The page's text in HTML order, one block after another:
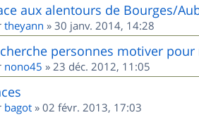
aux alentours de Bourges/
theyann » 30 janv. 2014, 14:28
personnes motiver
nono45 » 23 déc. 2012, 11:05
bagot » 02 févr. 2013, 17:03